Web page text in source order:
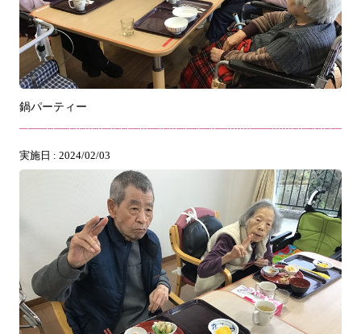
鍋パーティー
実施日 : 2024/02/03